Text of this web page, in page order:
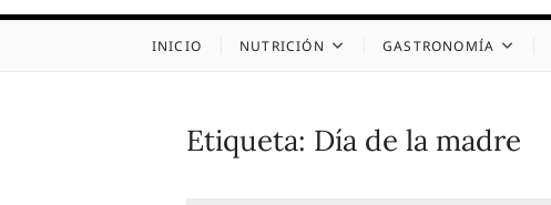
INICIO NUTRICIÓN GASTRONOMÍA
Etiqueta: Día de la madre